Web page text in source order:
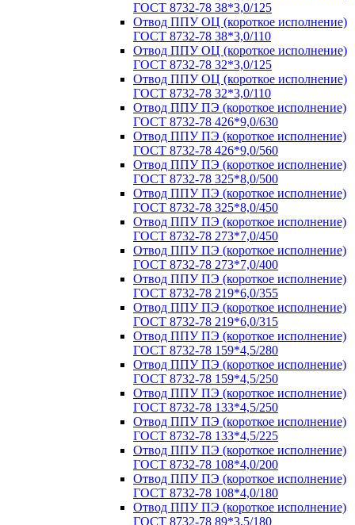
ГОСТ 8732-78 38*3,0/125
Отвод ППУ ОЦ (короткое исполнение)
ГОСТ 8732-78 38*3,0/110
Отвод ППУ ОЦ (короткое исполнение)
ГОСТ 8732-78 32*3,0/125
Отвод ППУ ОЦ (короткое исполнение)
ГОСТ 8732-78 32*3,0/110
Отвод ППУ ПЭ (короткое исполнение)
ГОСТ 8732-78 426*9,0/630
Отвод ППУ ПЭ (короткое исполнение)
ГОСТ 8732-78 426*9,0/560
Отвод ППУ ПЭ (короткое исполнение)
ГОСТ 8732-78 325*8,0/500
Отвод ППУ ПЭ (короткое исполнение)
ГОСТ 8732-78 325*8,0/450
Отвод ППУ ПЭ (короткое исполнение)
ГОСТ 8732-78 273*7,0/450
Отвод ППУ ПЭ (короткое исполнение)
ГОСТ 8732-78 273*7,0/400
Отвод ППУ ПЭ (короткое исполнение)
ГОСТ 8732-78 219*6,0/355
Отвод ППУ ПЭ (короткое исполнение)
ГОСТ 8732-78 219*6,0/315
Отвод ППУ ПЭ (короткое исполнение)
ГОСТ 8732-78 159*4,5/280
Отвод ППУ ПЭ (короткое исполнение)
ГОСТ 8732-78 159*4,5/250
Отвод ППУ ПЭ (короткое исполнение)
ГОСТ 8732-78 133*4,5/250
Отвод ППУ ПЭ (короткое исполнение)
ГОСТ 8732-78 133*4,5/225
Отвод ППУ ПЭ (короткое исполнение)
ГОСТ 8732-78 108*4,0/200
Отвод ППУ ПЭ (короткое исполнение)
ГОСТ 8732-78 108*4,0/180
Отвод ППУ ПЭ (короткое исполнение)
ГОСТ 8732-78 89*3,5/180